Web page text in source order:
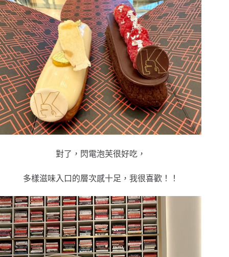
對了，閃電泡芙很好吃，
多樣滋味入口的層次感十足，我很喜歡！！